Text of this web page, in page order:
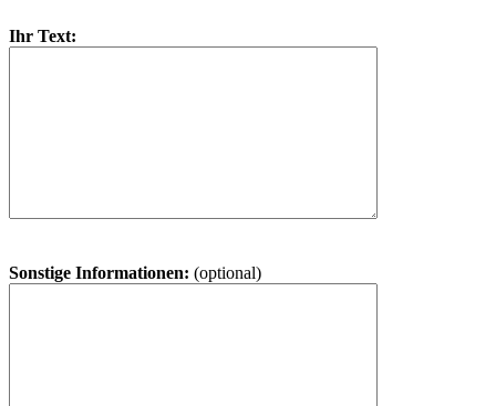
Ihr Text:
Sonstige Informationen: (optional)